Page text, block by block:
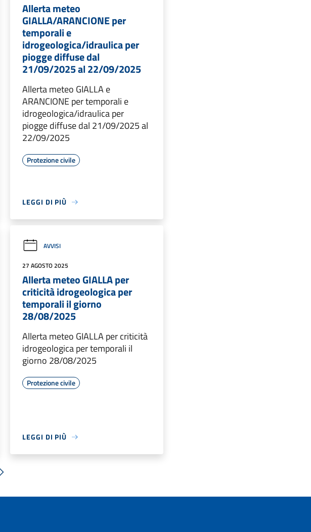
Allerta meteo
GIALLA/ARANCIONE per
temporali e
idrogeologica/idraulica per
piogge diffuse dal
21/09/2025 al 22/09/2025
Allerta meteo GIALLA e
ARANCIONE per temporali e
idrogeologica/idraulica per
piogge diffuse dal 21/09/2025 al
22/09/2025
Protezione civile
LEGGI DI PIÙ
AVVISI
27 AGOSTO 2025
Allerta meteo GIALLA per
criticità idrogeologica per
temporali il giorno
28/08/2025
Allerta meteo GIALLA per criticità
idrogeologica per temporali il
giorno 28/08/2025
Protezione civile
LEGGI DI PIÙ
Successiva »